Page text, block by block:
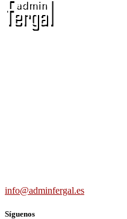
info@adminfergal.es
Síguenos